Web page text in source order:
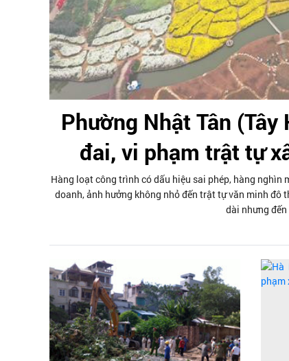
Phường Nhật Tân
đai, vi phạm trật tự
Hàng loạt công trình có dấu hiệu sai phép, hàng nghìn
doanh, ảnh hưởng không nhỏ đến trật tự văn minh đô
dài nhưng